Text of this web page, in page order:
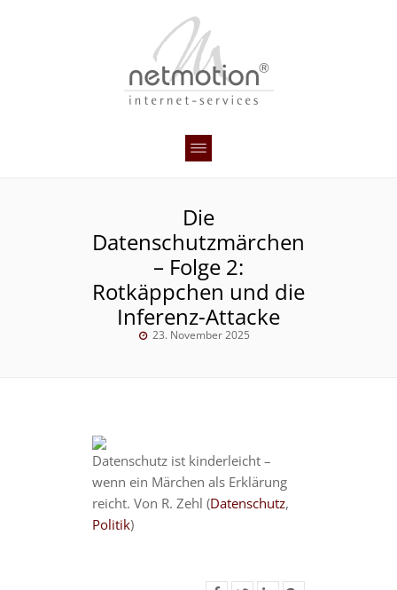
Die
Datenschutzmärchen
– Folge 2:
Rotkäppchen und die
Inferenz-Attacke
23. November 2025
Datenschutz ist kinderleicht –
wenn ein Märchen als Erklärung
reicht. Von R. Zehl (Datenschutz,
Politik)